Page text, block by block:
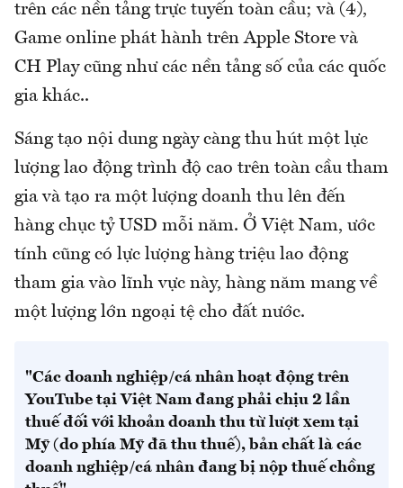
trên các nền tảng trực tuyến toàn cầu; và (4),
Game online phát hành trên Apple Store và
CH Play cũng như các nền tảng số của các quốc
gia khác..
Sáng tạo nội dung ngày càng thu hút một lực
lượng lao động trình độ cao trên toàn cầu tham
gia và tạo ra một lượng doanh thu lên đến
hàng chục tỷ USD mỗi năm. Ở Việt Nam, ước
tính cũng có lực lượng hàng triệu lao động
tham gia vào lĩnh vực này, hàng năm mang về
một lượng lớn ngoại tệ cho đất nước.
"Các doanh nghiệp/cá nhân hoạt động trên
YouTube tại Việt Nam đang phải chịu 2 lần
thuế đối với khoản doanh thu từ lượt xem tại
Mỹ (do phía Mỹ đã thu thuế), bản chất là các
doanh nghiệp/cá nhân đang bị nộp thuế chồng